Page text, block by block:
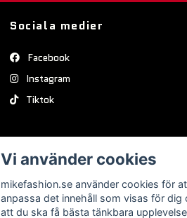
Sociala medier
Facebook
Instagram
Tiktok
Vi använder cookies
mikefashion.se använder cookies för
anpassa det innehåll som visas för dig
att du ska få bästa tänkbara